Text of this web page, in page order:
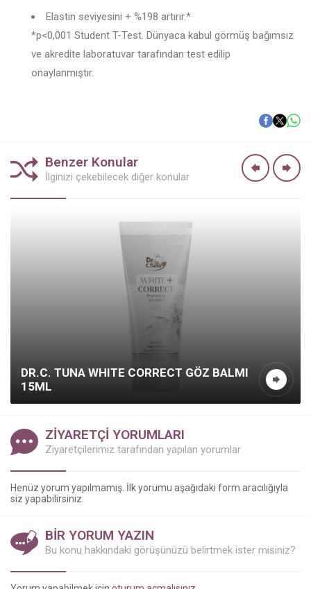
Elastin seviyesini + %198 artırır.*
*p<0,001 Student T-Test. Dünyaca kabul görmüş bağımsız
ve akredite laboratuvar tarafından test edilip
onaylanmıştır.
Benzer Konular
İlginizi çekebilecek diğer konular
DR.C. TUNA WHITE CORRECT GÖZ BALMI
15ML
ZİYARETÇİ YORUMLARI
Ziyaretçilerimiz tarafından yapılan yorumlar
Henüz yorum yapılmamış. İlk yorumu aşağıdaki form aracılığıyla
siz yapabilirsiniz.
BİR YORUM YAZIN
Bu konu hakkındaki görüşünüzü belirtmek ister misiniz?